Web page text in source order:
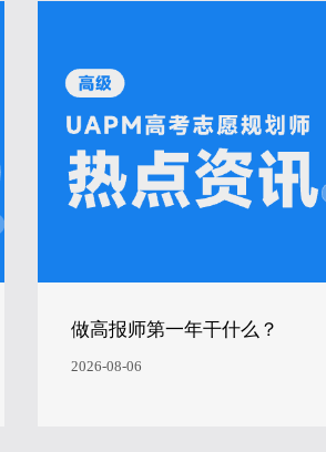
做高报师第一年干什么？
2026-08-06